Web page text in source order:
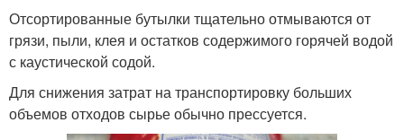
Отсортированные бутылки тщательно отмываются от
грязи, пыли, клея и остатков содержимого горячей водой
с каустической содой.
Для снижения затрат на транспортировку больших
объемов отходов сырье обычно прессуется.